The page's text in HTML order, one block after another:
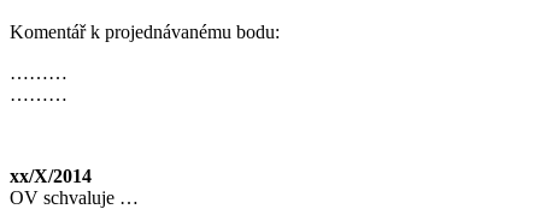
Komentář k projednávanému bodu:
………
………
xx/X/2014
OV schvaluje …